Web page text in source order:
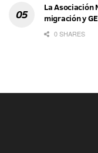
La Asociación
migración y
0 SHARES